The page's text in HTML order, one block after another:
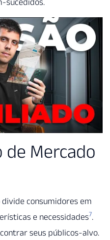
sucedidos.
de Mercado
consumidores em
e necessidades7.
seus públicos-alvo.